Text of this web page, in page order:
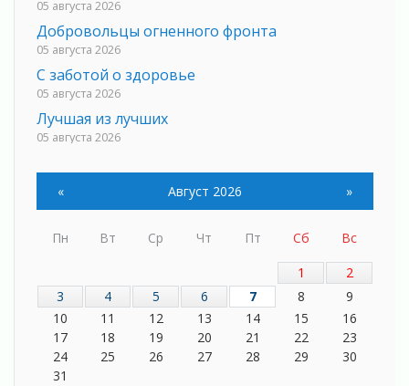
05 августа 2026
Добровольцы огненного фронта
05 августа 2026
С заботой о здоровье
05 августа 2026
Лучшая из лучших
05 августа 2026
«Результат командный, заслуга каждого
05 августа 2026
Вдохновлять, просвещать и объединять!
05 августа 2026
Не оставят в беде
05 августа 2026
На лидирующих позициях
04 августа 2026
« Август 2026 »
Пн Вт Ср Чт Пт Сб
Вс
1
2
3
4 5 6 7 8
9
10
11 12 13 14 15
16
17
18 19 20 21 22
23
24
25 26 27 28 29
30
31